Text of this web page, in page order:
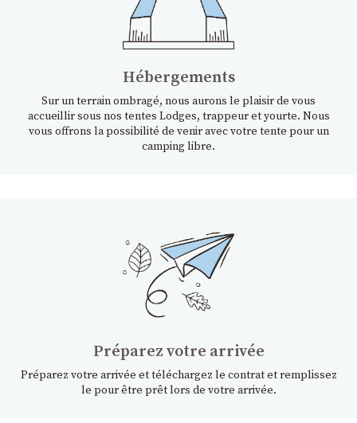
Hébergements
Sur un terrain ombragé, nous aurons le plaisir de vous
accueillir sous nos tentes Lodges, trappeur et yourte. Nous
vous offrons la possibilité de venir avec votre tente pour un
camping libre.
Préparez votre arrivée
Préparez votre arrivée et téléchargez le contrat et remplissez
le pour être prêt lors de votre arrivée.